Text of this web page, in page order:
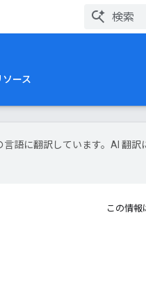
ソース
語に翻訳しています。AI 翻訳
この情報